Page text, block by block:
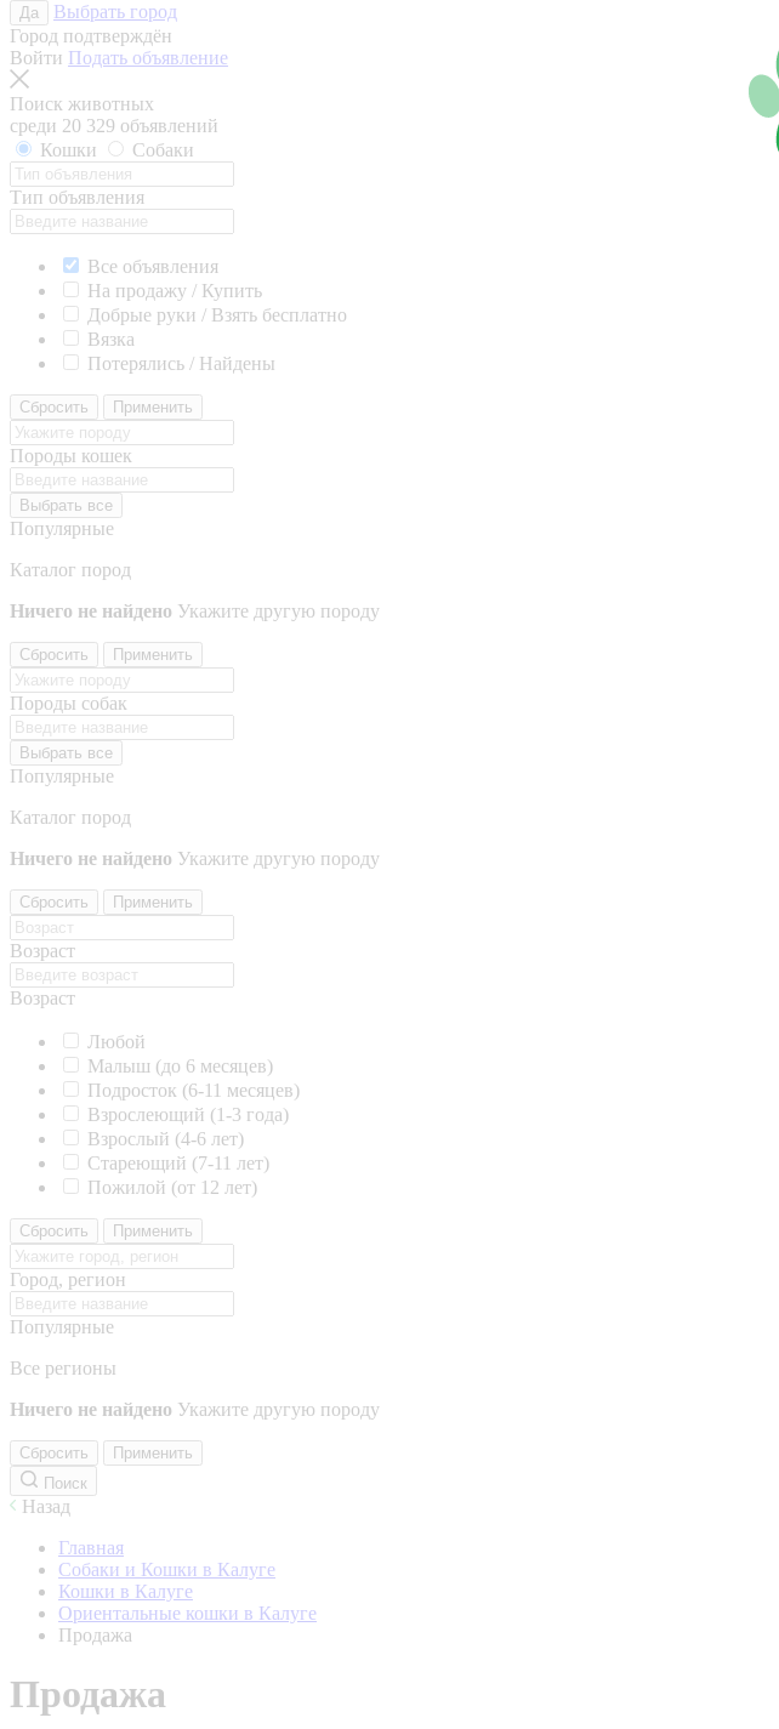
Да
Выбрать город
Город подтверждён
Войти Подать объявление
Поиск животных
среди 20 329 объявлений
Кошки
Собаки
Тип объявления
Все объявления
На продажу / Купить
Добрые руки / Взять бесплатно
Вязка
Потерялись / Найдены
Сбросить Применить
Породы кошек
Выбрать все
Популярные
Каталог пород
Ничего не найдено Укажите другую породу
Сбросить Применить
Породы собак
Выбрать все
Популярные
Каталог пород
Ничего не найдено Укажите другую породу
Сбросить Применить
Возраст
Возраст
Любой
Малыш (до 6 месяцев)
Подросток (6-11 месяцев)
Взрослеющий (1-3 года)
Взрослый (4-6 лет)
Стареющий (7-11 лет)
Пожилой (от 12 лет)
Сбросить Применить
Город, регион
Популярные
Все регионы
Ничего не найдено Укажите другую породу
Сбросить
Применить
Поиск
Назад
Главная
Собаки и Кошки в Калуге
Кошки в Калуге
Ориентальные кошки в Калуге
Продажа
Продажа